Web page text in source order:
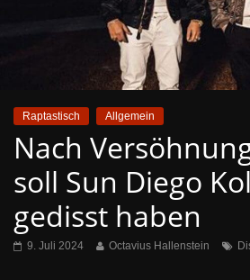
Raptastisch Allgemein
Nach
soll Sun Diego
gedisst haben
9. Juli 2024 Octavius Hallenstein